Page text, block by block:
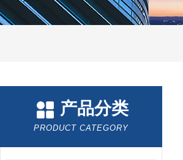
产品分类
PRODUCT CATEGORY